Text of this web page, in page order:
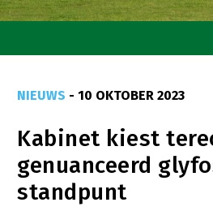
Goed eten
Mooi groen
Sterk ondernemerschap
NIEUWS - 10 OKTOBER 2023
Kabinet kiest
genuanceerd
standpunt